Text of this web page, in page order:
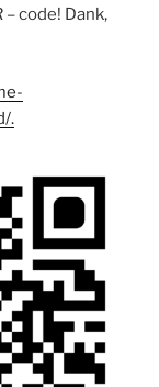
code! Dank,
.